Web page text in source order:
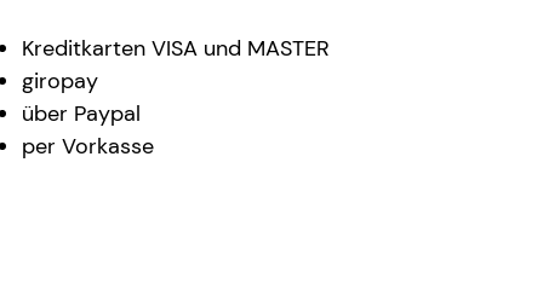
Kreditkarten VISA und MASTER
giropay
über Paypal
per Vorkasse